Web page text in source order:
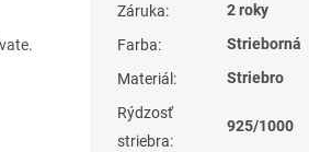
Záruka:
2 roky
Farba:
Strieborná
Materiál :
Striebro
Rýdzosť
striebra:
925/1000